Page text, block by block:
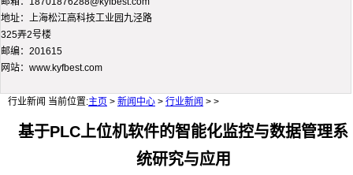
地址：上海松江高科技工业园九泾路
325弄2号楼
邮编：201615
网站：www.kyfbest.com
行业新闻 当前位置:主页 > 新闻中心 > 行业新闻 > >
基于PLC上位机软件的智能化监控与数据管理系
统研究与应用